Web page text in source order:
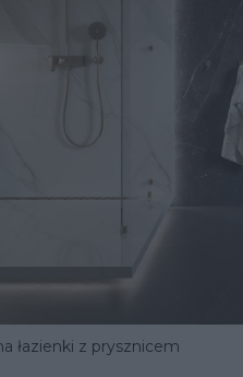
łazienki z prysznicem